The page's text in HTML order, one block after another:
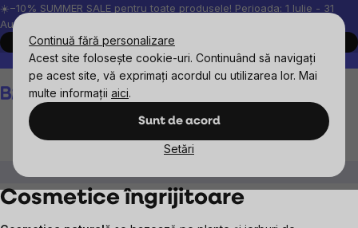
Continuă fără personalizare
Acest site folosește cookie-uri. Continuând să navigați
pe acest site, vă exprimați acordul cu utilizarea lor. Mai
multe informații aici.
Sunt de acord
Setări
Treci
la
conținut
☀️−10% SUMMER SALE pentru toate produsele! Perioada: 1 Iulie - 31
August, 2026.
Cumpără acum
Peste 200.000 de recenzii verificate
Produsele noastre sunt
Coş
de
Cosmetice îngrijitoare